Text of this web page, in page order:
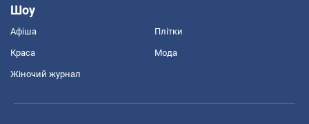
Шоу
Афіша Плітки
Краса Мода
Жіночий журнал